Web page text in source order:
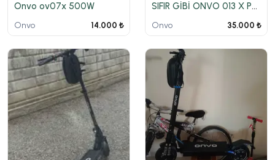
Onvo ov07x 500W
Onvo 14.000 ₺
SIFIR GİBİ ONVO 013 X PLUS HATASIZ BOYASIZ
Onvo 35.000 ₺